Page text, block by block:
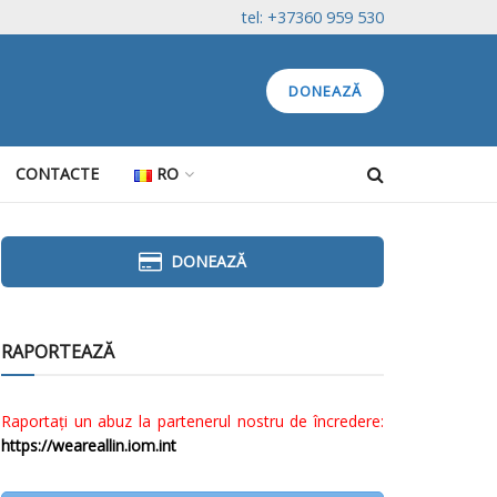
tel: +37360 959 530
DONEAZĂ
CONTACTE RO
DONEAZĂ
RAPORTEAZĂ
Raportați un abuz la partenerul nostru de încredere:
https://weareallin.iom.int